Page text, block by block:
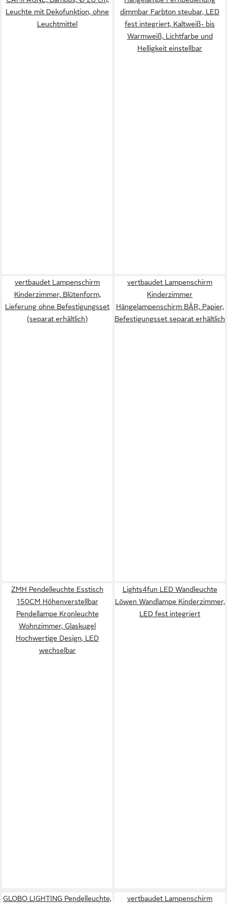
Leuchte mit Dekofunktion, ohne
Leuchtmittel
dimmbar Farbton steubar, LED
fest integriert, Kaltweiß- bis
Warmweiß, Lichtfarbe und
Helligkeit einstellbar
vertbaudet Lampenschirm
Kinderzimmer, Blütenform,
Lieferung ohne Befestigungsset
(separat erhältlich)
vertbaudet Lampenschirm
Kinderzimmer
Hängelampenschirm BÄR, Papier,
Befestigungsset separat erhältlich
ZMH Pendelleuchte Esstisch
150CM Höhenverstellbar
Pendellampe Kronleuchte
Wohnzimmer, Glaskugel
Hochwertige Design, LED
wechselbar
Lights4fun LED Wandleuchte
Löwen Wandlampe Kinderzimmer,
LED fest integriert
GLOBO LIGHTING Pendelleuchte,
vertbaudet Lampenschirm